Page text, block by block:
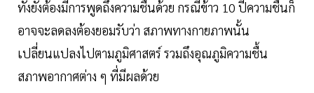
ทั้งยังต้องมีการพูดถึงความชื้นด้วย กรณีข้าว 10 ปีความชื้นก็
อาจจะลดลงต้องยอมรับว่า สภาพทางกายภาพนั้น
เปลี่ยนแปลงไปตามภูมิศาสตร์ รวมถึงอุณภูมิความชื้น
สภาพอากาศต่าง ๆ ที่มีผลด้วย